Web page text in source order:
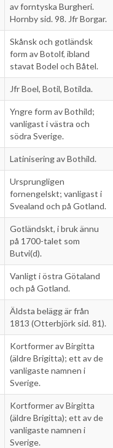
av forntyska Burgheri.
Hornby sid. 98. Jfr Borgar.
Skånsk och gotländsk
form av Botolf, ibland
stavat Bodel och Båtel.
Jfr Boel, Botil, Botilda.
Yngre form av Bothild;
vanligast i västra och
södra Sverige.
Latinisering av Bothild.
Ursprungligen
fornengelskt; vanligast i
Svealand och på Gotland.
Gotländskt, i bruk ännu
på 1700-talet som
Butvi(d).
Vanligt i östra Götaland
och på Gotland.
Äldsta belägg är från
1813 (Otterbjörk sid. 81).
Kortformer av Birgitta
(äldre Brigitta); ett av de
vanligaste namnen i
Sverige.
Kortformer av Birgitta
(äldre Brigitta); ett av de
vanligaste namnen i
Sverige.